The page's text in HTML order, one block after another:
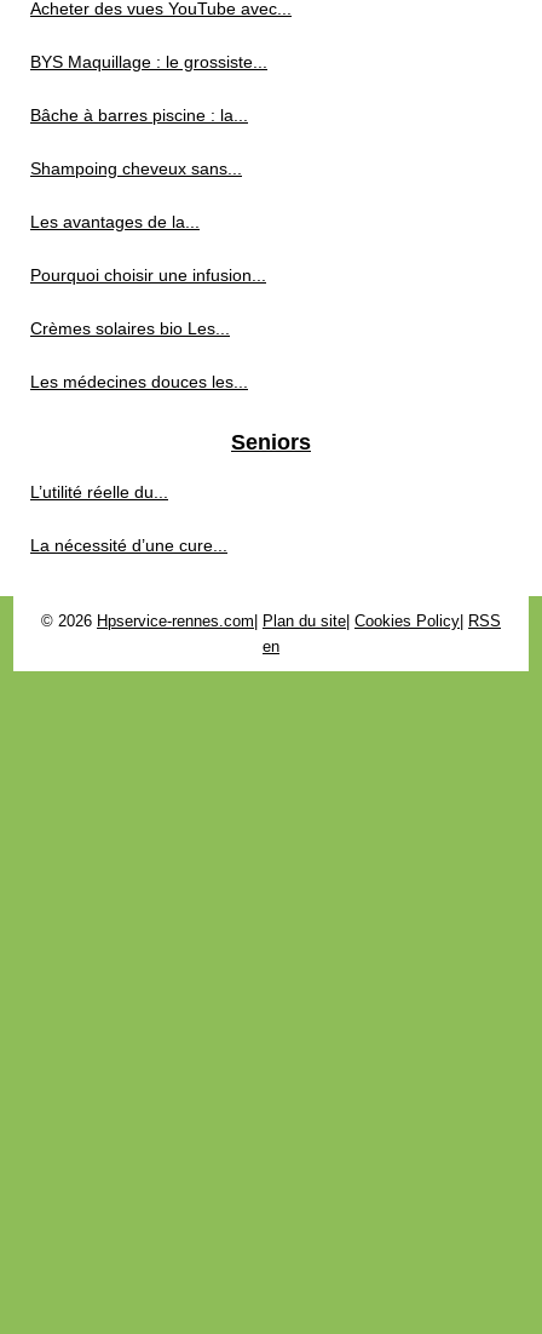
Acheter des vues YouTube avec...
BYS Maquillage : le grossiste...
Bâche à barres piscine : la...
Shampoing cheveux sans...
Les avantages de la...
Pourquoi choisir une infusion...
Crèmes solaires bio Les...
Les médecines douces les...
Seniors
L’utilité réelle du...
La nécessité d’une cure...
© 2026 Hpservice-rennes.com Plan du site Cookies Policy RSS
en